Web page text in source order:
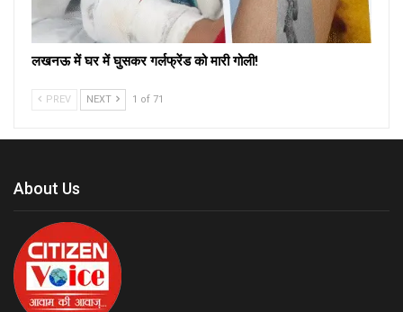
लखनऊ में घर में घुसकर गर्लफ्रेंड को मारी गोली!
PREV NEXT 1 of 71
About Us